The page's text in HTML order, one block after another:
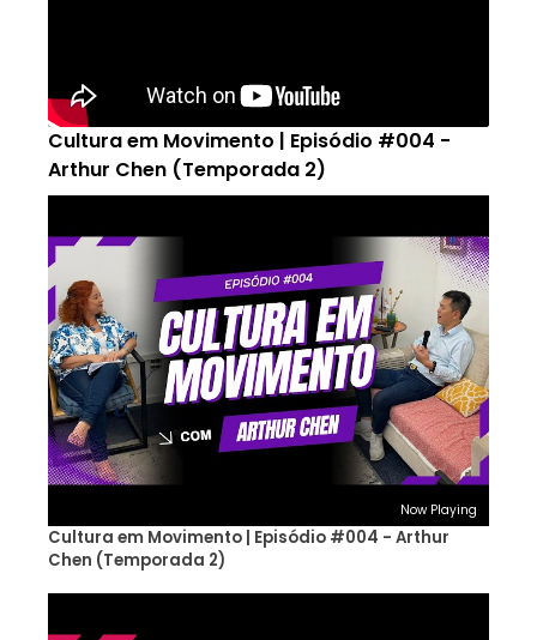
Cultura em Movimento | Episódio #004 -
Arthur Chen (Temporada 2)
Now Playing
Cultura em Movimento | Episódio #004 - Arthur
Chen (Temporada 2)